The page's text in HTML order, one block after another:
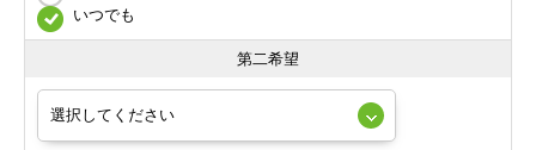
いつでも
第二希望